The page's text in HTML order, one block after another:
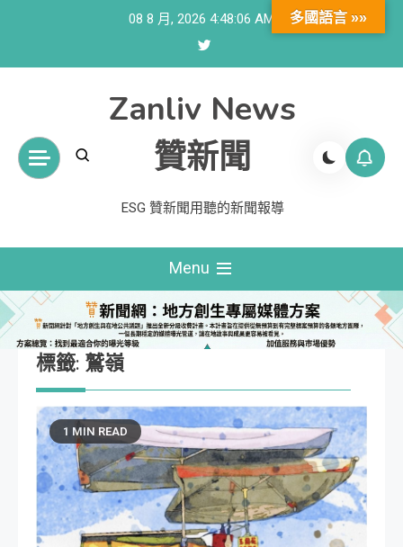
08 8 月, 2026 4:48:07 AM
Zanliv News
贊新聞
ESG 贊新聞用聽的新聞報導
Menu
標籤: 鷲嶺
1 MIN READ
多國語言 »»